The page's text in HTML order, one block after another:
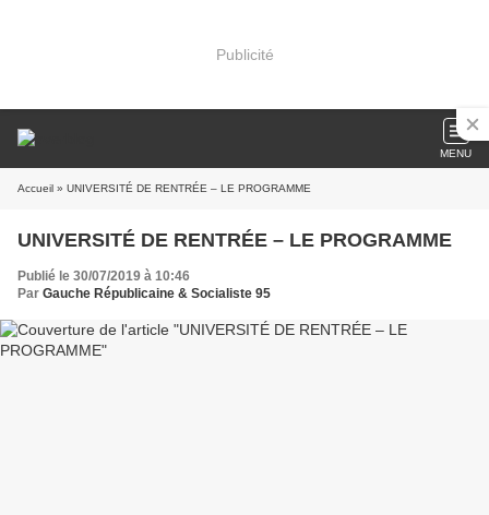
Publicité
MENU
Accueil » UNIVERSITÉ DE RENTRÉE – LE PROGRAMME
UNIVERSITÉ DE RENTRÉE – LE PROGRAMME
Publié le 30/07/2019 à 10:46
Par Gauche Républicaine & Socialiste 95